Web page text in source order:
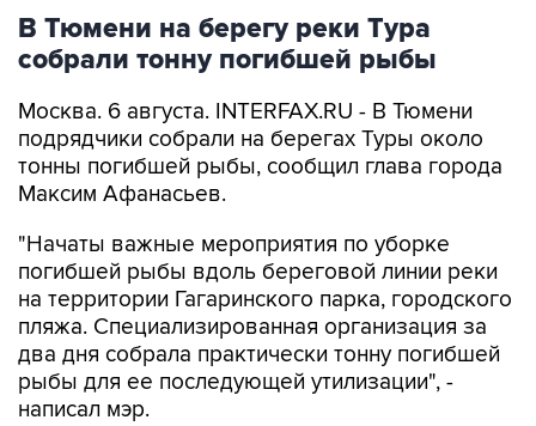
В Тюмени на берегу реки Тура
собрали тонну погибшей рыбы
Москва. 6 августа. INTERFAX.RU - В Тюмени
подрядчики собрали на берегах Туры около
тонны погибшей рыбы, сообщил глава города
Максим Афанасьев.
"Начаты важные мероприятия по уборке
погибшей рыбы вдоль береговой линии реки
на территории Гагаринского парка, городского
пляжа. Специализированная организация за
два дня собрала практически тонну погибшей
рыбы для ее последующей утилизации", -
написал мэр.